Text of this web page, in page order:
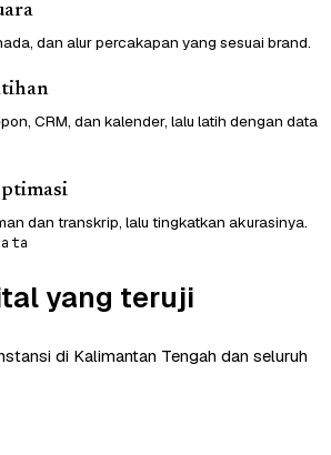
dan alur percakapan yang sesuai brand.
CRM, dan kalender, lalu latih dengan data
dan transkrip, lalu tingkatkan akurasinya.
yang teruji
di Kalimantan Tengah dan seluruh